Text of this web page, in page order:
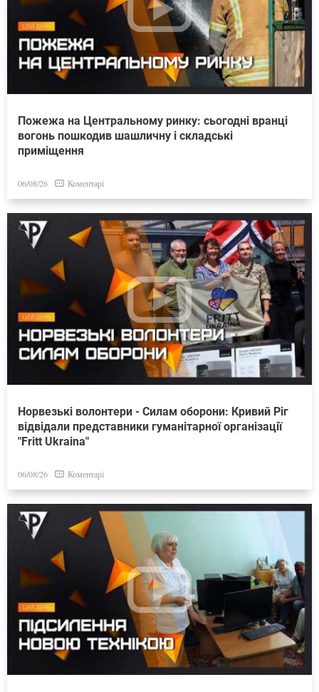
Пожежа на Центральному ринку: сьогодні вранці
вогонь пошкодив шашличну і складські
приміщення
06/08/26 Коментарі
Норвезькі волонтери - Силам оборони: Кривий Ріг
відвідали представники гуманітарної організації
"Fritt Ukraina"
06/08/26 Коментарі